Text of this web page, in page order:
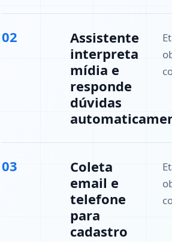
02
Assistente
interpreta
mídia e
responde
dúvidas
03
Coleta
email e
telefone
para
cadastro